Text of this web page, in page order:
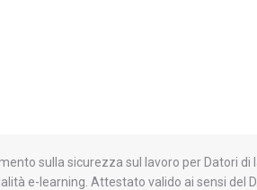
sulla sicurezza sul lavoro per Datori di
e-learning. Attestato valido ai sensi del